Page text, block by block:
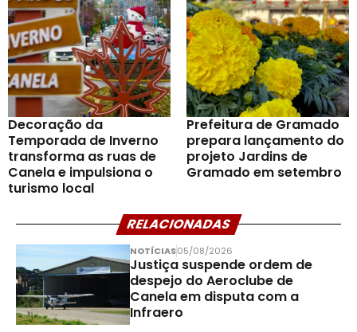
Decoração da
Temporada de Inverno
transforma as ruas de
Canela e impulsiona o
turismo local
Prefeitura de Gramado
prepara lançamento do
projeto Jardins de
Gramado em setembro
RELACIONADAS
NOTÍCIAS05/08/2026
Justiça suspende ordem de
despejo do Aeroclube de
Canela em disputa com a
Infraero